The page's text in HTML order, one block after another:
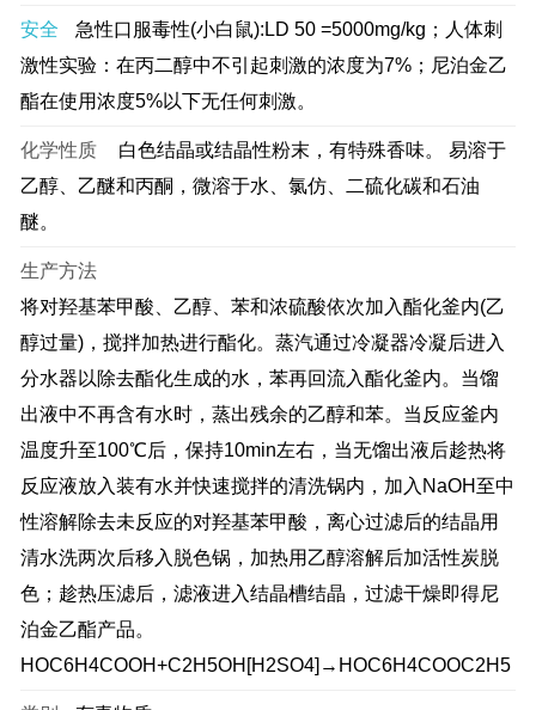
安全
急性口服毒性(小白鼠):LD 50 =5000mg/kg；人体刺
激性实验：在丙二醇中不引起刺激的浓度为7%；尼泊金乙
酯在使用浓度5%以下无任何刺激。
化学性质
白色结晶或结晶性粉末，有特殊香味。 易溶于
乙醇、乙醚和丙酮，微溶于水、氯仿、二硫化碳和石油
醚。
生产方法
将对羟基苯甲酸、乙醇、苯和浓硫酸依次加入酯化釜内(乙
醇过量)，搅拌加热进行酯化。蒸汽通过冷凝器冷凝后进入
分水器以除去酯化生成的水，苯再回流入酯化釜内。当馏
出液中不再含有水时，蒸出残余的乙醇和苯。当反应釜内
温度升至100℃后，保持10min左右，当无馏出液后趁热将
反应液放入装有水并快速搅拌的清洗锅内，加入NaOH至中
性溶解除去未反应的对羟基苯甲酸，离心过滤后的结晶用
清水洗两次后移入脱色锅，加热用乙醇溶解后加活性炭脱
色；趁热压滤后，滤液进入结晶槽结晶，过滤干燥即得尼
泊金乙酯产品。
HOC6H4COOH+C2H5OH[H2SO4]→HOC6H4COOC2H5